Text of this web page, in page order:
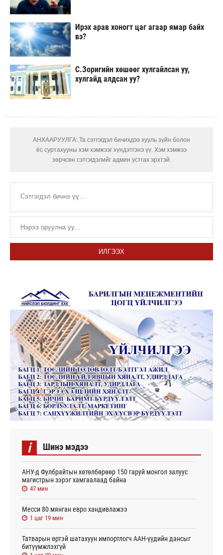
Ирэх арав хоногт цаг агаар ямар байх
вэ?
С.Зоригийн хөшөөг хулгайлсан уу,
хулгайд алдсан уу?
АНХААРУУЛГА: Та сэтгэгдэл бичихдээ хууль зүйн болон
ёс суртахууны хэм хэмжээг хүндэтгэнэ үү. Хэм хэмжээ
зөрчсөн сэтгэгдэлийг админ устгах эрхтэй.
ИЛГЭЭХ
i Шинэ мэдээ
АНУ-д Фулбрайтын хөтөлбөрөөр 150 гаруй монгол залуус
магистрын зэрэг хамгаалаад байна
47 мин
Месси 80 мянган евро хандивлажээ
1 цаг 19 мин
Татварын өртэй шатахуун импортлогч ААН-үүдийн дансыг
битүүмжлэхгүй